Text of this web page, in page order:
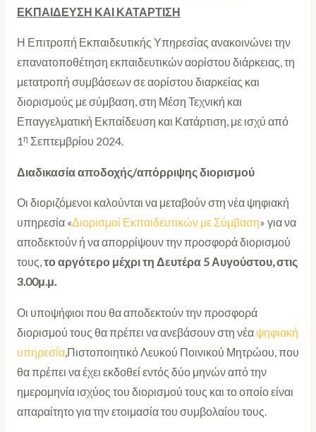
ΕΚΠΑΙΔΕΥΣΗ ΚΑΙ ΚΑΤΑΡΤΙΣΗ
Η Επιτροπή Εκπαιδευτικής Υπηρεσίας ανακοινώνει την
επανατοποθέτηση εκπαιδευτικών αορίστου διάρκειας, τη
μετατροπή συμβάσεων σε αορίστου διαρκείας και
διορισμούς με σύμβαση, στη Μέση Τεχνική και
Επαγγελματική Εκπαίδευση και Κατάρτιση, με ισχύ από
1η Σεπτεμβρίου 2024.
Διαδικασία αποδοχής/απόρριψης διορισμού
Οι διοριζόμενοι καλούνται να μεταβούν στη νέα ψηφιακή
υπηρεσία «Διορισμοί Εκπαιδευτικών με Σύμβαση» για να
αποδεκτούν ή να απορρίψουν την προσφορά διορισμού
τους,το αργότερο μέχρι τη Δευτέρα 5 Αυγούστου, στις
3.00μ.μ.
Οι υποψήφιοι που θα αποδεκτούν την προσφορά
διορισμού τους θα πρέπει να ανεβάσουν στη νέα ψηφιακή
υπηρεσία,Πιστοποιητικό Λευκού Ποινικού Μητρώου, που
θα πρέπει να έχει εκδοθεί εντός δύο μηνών από την
ημερομηνία ισχύος του διορισμού τους και το οποίο είναι
απαραίτητο για την ετοιμασία του συμβολαίου τους.